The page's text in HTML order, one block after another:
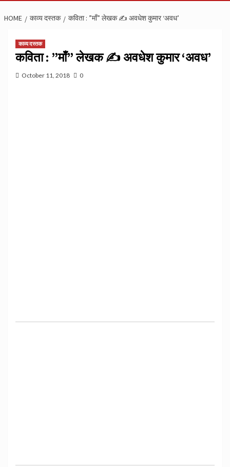
HOME काव्य दस्तक कविता : ”माँ” लेखक ✍️ अवधेश कुमार ‘अवध’
काव्य दस्तक
कविता : ”माँ” लेखक ✍️ अवधेश कुमार ‘अवध’
October 11, 2018 0